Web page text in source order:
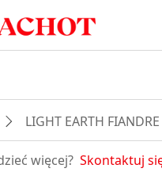
LIGHT EARTH FIANDRE
więcej? Skontaktuj